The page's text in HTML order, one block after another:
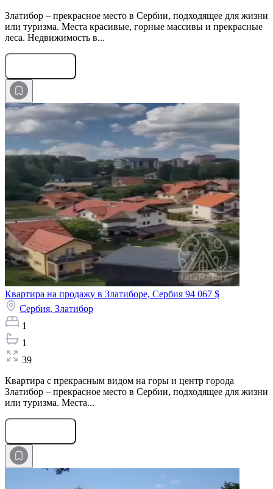
Златибор – прекрасное место в Сербии, подходящее для жизни
или туризма. Места красивые, горные массивы и прекрасные
леса. Недвижимость в...
Квартира на продажу в Златиборе, Сербия 94 067 $
Сербия, Златибор
1
1
39
Квартира с прекрасным видом на горы и центр города
Златибор – прекрасное место в Сербии, подходящее для жизни
или туризма. Места...